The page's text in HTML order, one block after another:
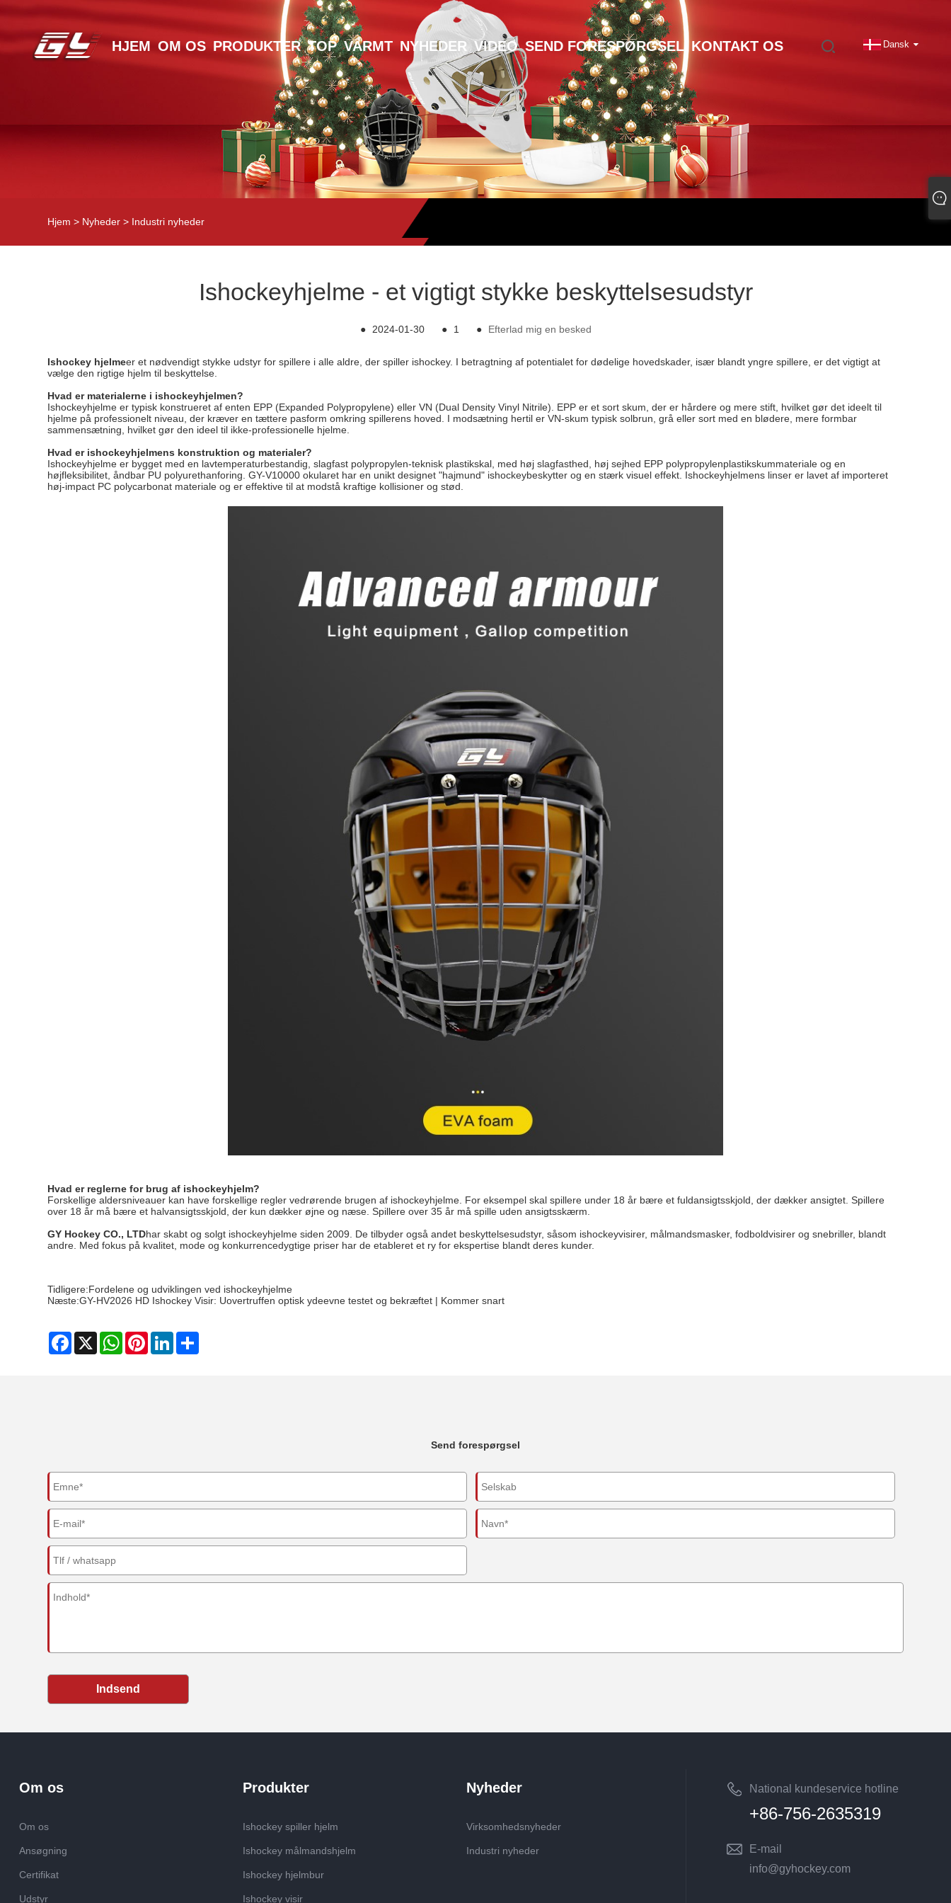
Dansk
HJEM OM OS PRODUKTER TOP VARMT NYHEDER VIDEO SEND FORESPØRGSEL KONTAKT OS
Hjem > Nyheder > Industri nyheder
Ishockeyhjelme - et vigtigt stykke beskyttelsesudstyr
● 2024-01-30 ● 1 ● Efterlad mig en besked
Ishockey hjelmeer et nødvendigt stykke udstyr for spillere i alle aldre, der spiller ishockey. I betragtning af potentialet for dødelige hovedskader, især blandt yngre spillere, er det vigtigt at
vælge den rigtige hjelm til beskyttelse.
Hvad er materialerne i ishockeyhjelmen?
Ishockeyhjelme er typisk konstrueret af enten EPP (Expanded Polypropylene) eller VN (Dual Density Vinyl Nitrile). EPP er et sort skum, der er hårdere og mere stift, hvilket gør det ideelt til
hjelme på professionelt niveau, der kræver en tættere pasform omkring spillerens hoved. I modsætning hertil er VN-skum typisk solbrun, grå eller sort med en blødere, mere formbar
sammensætning, hvilket gør den ideel til ikke-professionelle hjelme.
Hvad er ishockeyhjelmens konstruktion og materialer?
Ishockeyhjelme er bygget med en lavtemperaturbestandig, slagfast polypropylen-teknisk plastikskal, med høj slagfasthed, høj sejhed EPP polypropylenplastikskummateriale og en
højfleksibilitet, åndbar PU polyurethanforing. GY-V10000 okularet har en unikt designet "hajmund" ishockeybeskytter og en stærk visuel effekt. Ishockeyhjelmens linser er lavet af importeret
høj-impact PC polycarbonat materiale og er effektive til at modstå kraftige kollisioner og stød.
Hvad er reglerne for brug af ishockeyhjelm?
Forskellige aldersniveauer kan have forskellige regler vedrørende brugen af ​​ishockeyhjelme. For eksempel skal spillere under 18 år bære et fuldansigtsskjold, der dækker ansigtet. Spillere
over 18 år må bære et halvansigtsskjold, der kun dækker øjne og næse. Spillere over 35 år må spille uden ansigtsskærm.
GY Hockey CO., LTDhar skabt og solgt ishockeyhjelme siden 2009. De tilbyder også andet beskyttelsesudstyr, såsom ishockeyvisirer, målmandsmasker, fodboldvisirer og snebriller, blandt
andre. Med fokus på kvalitet, mode og konkurrencedygtige priser har de etableret et ry for ekspertise blandt deres kunder.
Tidligere:Fordelene og udviklingen ved ishockeyhjelme
Næste:GY-HV2026 HD Ishockey Visir: Uovertruffen optisk ydeevne testet og bekræftet | Kommer snart
Facebook
X WhatsAppPinterestLinkedIn
Send forespørgsel
Indsend
National kundeservice hotline
+86-756-2635319
E-mail
info@gyhockey.com
Om os
Om os
Ansøgning
Certifikat
Udstyr
Produkter
Ishockey spiller hjelm
Ishockey målmandshjelm
Ishockey hjelmbur
Ishockey visir
Nyheder
Virksomhedsnyheder
Industri nyheder